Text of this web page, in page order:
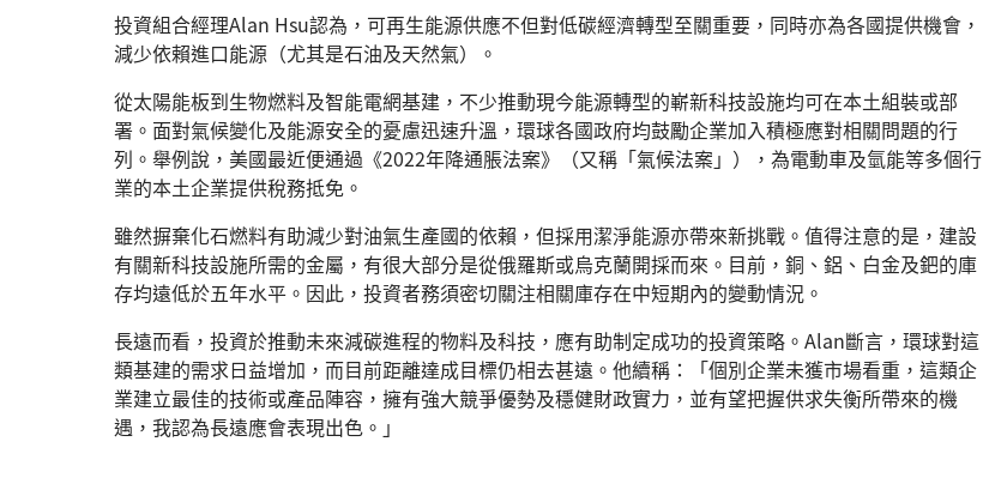
投資組合經理Alan Hsu認為，可再生能源供應不但對低碳經濟轉型至關重要，同時亦為各國提供機會，
減少依賴進口能源（尤其是石油及天然氣）。
從太陽能板到生物燃料及智能電網基建，不少推動現今能源轉型的嶄新科技設施均可在本土組裝或部
署。面對氣候變化及能源安全的憂慮迅速升溫，環球各國政府均鼓勵企業加入積極應對相關問題的行
列。舉例說，美國最近便通過《2022年降通脹法案》（又稱「氣候法案」），為電動車及氫能等多個行
業的本土企業提供稅務抵免。
雖然摒棄化石燃料有助減少對油氣生產國的依賴，但採用潔淨能源亦帶來新挑戰。值得注意的是，建設
有關新科技設施所需的金屬，有很大部分是從俄羅斯或烏克蘭開採而來。目前，銅、鋁、白金及鈀的庫
存均遠低於五年水平。因此，投資者務須密切關注相關庫存在中短期內的變動情況。
長遠而看，投資於推動未來減碳進程的物料及科技，應有助制定成功的投資策略。Alan斷言，環球對這
類基建的需求日益增加，而目前距離達成目標仍相去甚遠。他續稱：「個別企業未獲市場看重，這類企
業建立最佳的技術或產品陣容，擁有強大競爭優勢及穩健財政實力，並有望把握供求失衡所帶來的機
遇，我認為長遠應會表現出色。」